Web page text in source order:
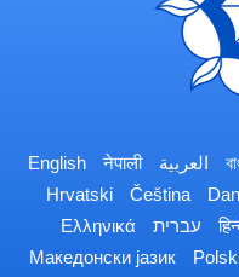
English नेपाली العربية
Hrvatski
Čeština
Ελληνικά
עברית
Македонски јазик